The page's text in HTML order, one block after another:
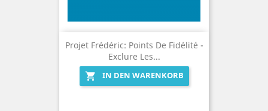
Projet Frédéric: Points De Fidélité -
Exclure Les...

IN DEN WARENKORB